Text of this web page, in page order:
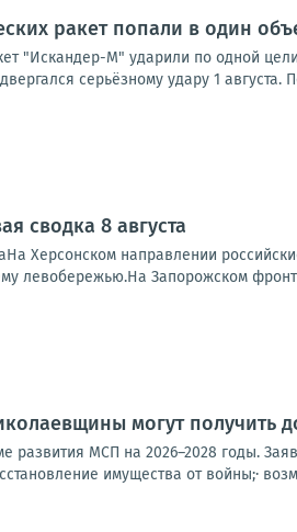
ракет попали в один
"Искандер-М" ударили по одной
серьёзному удару 1 августа.
сводка 8 августа
Херсонском направлении
левобережью.На Запорожском
могут получить
развития МСП на 2026–2028 годы.
имущества от войны;·